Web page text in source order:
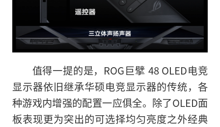
值得一提的是，ROG巨擘 48 OLED电竞
显示器依旧继承华硕电竞显示器的传统，各
种游戏内增强的配置一应俱全。除了OLED面
板表现更为突出的可选择均匀亮度之外经典